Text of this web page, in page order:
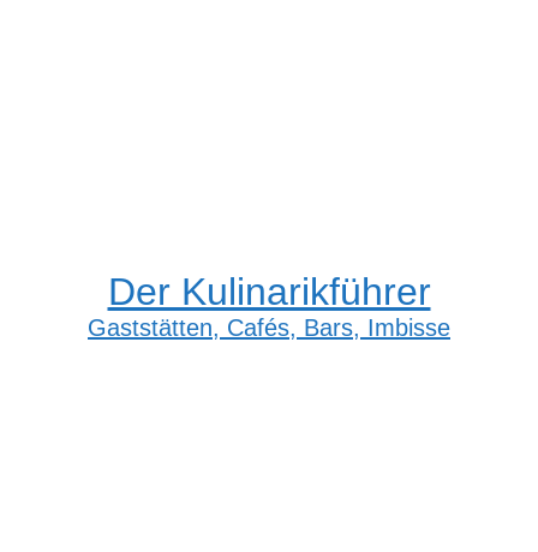
Der Kulinarikführer
Gaststätten, Cafés, Bars, Imbisse